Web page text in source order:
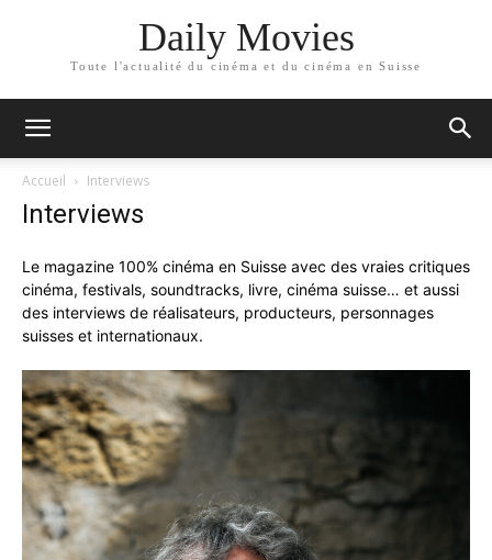
Daily Movies
Toute l'actualité du cinéma et du cinéma en Suisse
Accueil Interviews
Interviews
Le magazine 100% cinéma en Suisse avec des vraies critiques
cinéma, festivals, soundtracks, livre, cinéma suisse… et aussi
des interviews de réalisateurs, producteurs, personnages
suisses et internationaux.